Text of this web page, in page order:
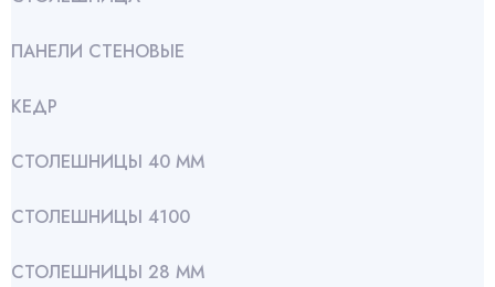
ПАНЕЛИ СТЕНОВЫЕ
КЕДР
СТОЛЕШНИЦЫ 40 ММ
СТОЛЕШНИЦЫ 4100
СТОЛЕШНИЦЫ 28 ММ